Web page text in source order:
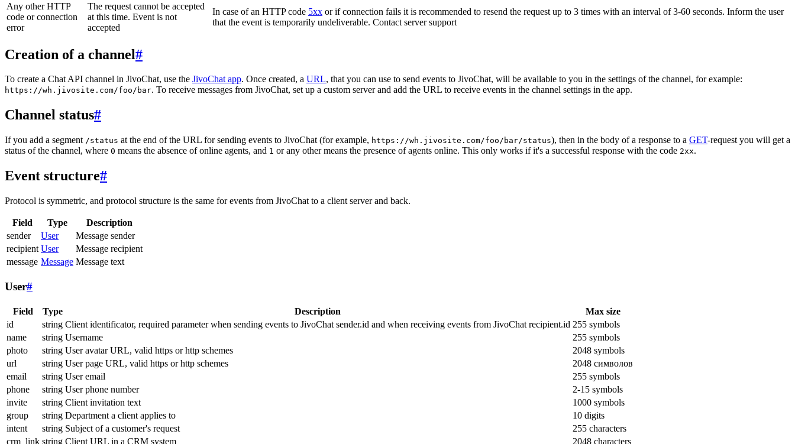
Any other HTTP
code or connection
error
The request cannot be accepted
at this time. Event is not
accepted
In case of an HTTP code 5xx or if connection fails it is recommended to resend the request up to 3 times with an interval of 3-60 seconds. Inform the user
that the event is temporarily undeliverable. Contact server support
Creation of a channel#
To create a Chat API channel in JivoChat, use the JivoChat app. Once created, a URL, that you can use to send events to JivoChat, will be available to you in the settings of the channel, for example:
https://wh.jivosite.com/foo/bar. To receive messages from JivoChat, set up a custom server and add the URL to receive events in the channel settings in the app.
Channel status#
If you add a segment /status at the end of the URL for sending events to JivoChat (for example, https://wh.jivosite.com/foo/bar/status), then in the body of a response to a GET-request you will get a
status of the channel, where 0 means the absence of online agents, and 1 or any other means the presence of agents online. This only works if it's a successful response with the code 2xx.
Event structure#
Protocol is symmetric, and protocol structure is the same for events from JivoChat to a client server and back.
Field Type
Description
sender
User
Message sender
recipient User
Message recipient
message Message Message text
User#
Field Type Description
Max size
id
string Client identificator, required parameter when sending events to JivoChat sender.id and when receiving events from JivoChat recipient.id 255 symbols
name
string Username
255 symbols
photo
string User avatar URL, valid https or http schemes
2048 symbols
url
string User page URL, valid https or http schemes
2048 символов
email
string User email
255 symbols
phone
string User phone number
2-15 symbols
invite
string Client invitation text
1000 symbols
group
string Department a client applies to
10 digits
intent
string Subject of a customer's request
255 characters
crm_link string Client URL in a CRM system 2048 characters